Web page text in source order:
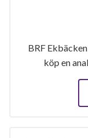
BRF
köp en